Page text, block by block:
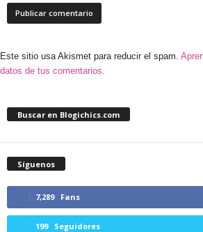
Este sitio usa Akismet para reducir el spam.
datos de tus comentarios.
Buscar en Blogichics.com
Síguenos
7,289 Fans
199 Seguidores